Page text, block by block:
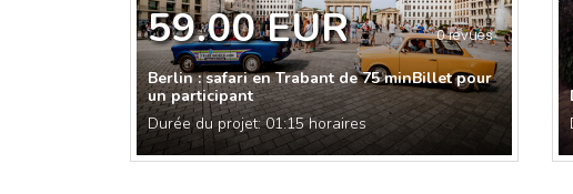
59.00 EUR 0 revues
Berlin : safari en Trabant de 75 minBillet pour
un participant
Durée du projet: 01:15 horaires